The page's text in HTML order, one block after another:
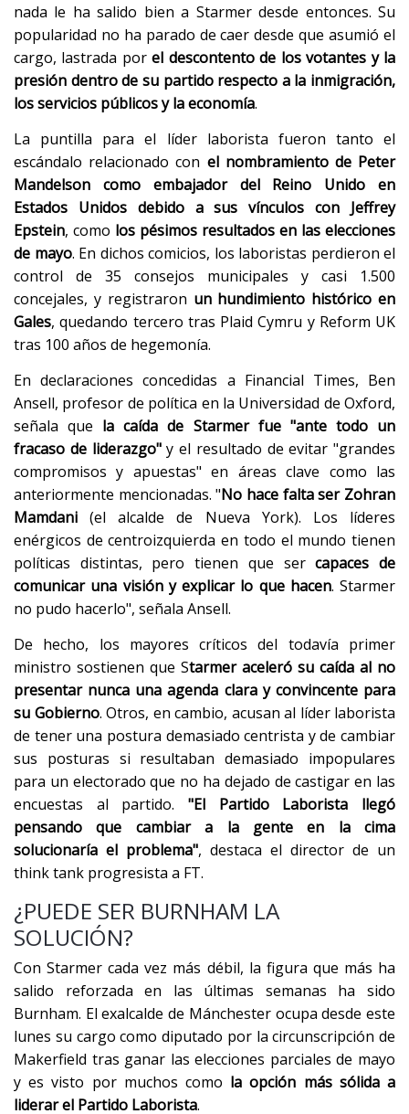
nada le ha salido bien a Starmer desde entonces. Su
popularidad no ha parado de caer desde que asumió el
cargo, lastrada porel descontento de los votantes y la
presión dentro de su partido respecto a la inmigración,
los servicios públicos y la economía.
La puntilla para el líder laborista fueron tanto el
escándalo relacionado con el nombramiento de Peter
Mandelson como embajador del Reino Unido en
Estados Unidos debido a sus vínculos con Jeffrey
Epstein, como los pésimos resultados en las elecciones
de mayo. En dichos comicios, los laboristas perdieron el
control de 35 consejos municipales y casi 1.500
concejales, y registraron un hundimiento histórico en
Gales, quedando tercero tras Plaid Cymru y Reform UK
tras 100 años de hegemonía.
En declaraciones concedidas a Financial Times, Ben
Ansell, profesor de política en la Universidad de Oxford,
señala que la caída de Starmer fue "ante todo un
fracaso de liderazgo"y el resultado de evitar "grandes
compromisos y apuestas" en áreas clave como las
anteriormente mencionadas. "No hace falta ser Zohran
Mamdani (el alcalde de Nueva York). Los líderes
enérgicos de centroizquierda en todo el mundo tienen
políticas distintas, pero tienen que sercapaces de
comunicar una visión y explicar lo que hacen. Starmer
no pudo hacerlo", señala Ansell.
De hecho, los mayores críticos del todavía primer
ministro sostienen que Starmer aceleró su caída al no
presentar nunca una agenda clara y convincente para
su Gobierno. Otros, en cambio, acusan al líder laborista
de tener una postura demasiado centrista y de cambiar
sus posturas si resultaban demasiado impopulares
para un electorado que no ha dejado de castigar en las
encuestas al partido. "El Partido Laborista llegó
pensando que cambiar a la gente en la cima
solucionaría el problema", destaca el director de un
think tank progresista a FT.
¿PUEDE SER BURNHAM LA
SOLUCIÓN?
Con Starmer cada vez más débil, la figura que más ha
salido reforzada en las últimas semanas ha sido
Burnham. El exalcalde de Mánchester ocupa desde este
lunes su cargo como diputado por la circunscripción de
Makerfield tras ganar las elecciones parciales de mayo
y es visto por muchos como la opción más sólida a
liderar el Partido Laborista.